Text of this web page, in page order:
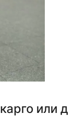
или